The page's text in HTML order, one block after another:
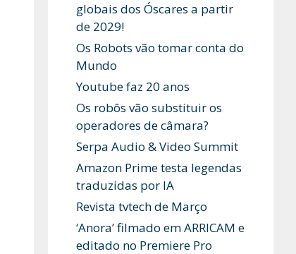
globais dos Óscares a partir
de 2029!
Os Robots vão tomar conta do
Mundo
Youtube faz 20 anos
Os robôs vão substituir os
operadores de câmara?
Serpa Audio & Video Summit
Amazon Prime testa legendas
traduzidas por IA
Revista tvtech de Março
‘Anora’ filmado em ARRICAM e
editado no Premiere Pro